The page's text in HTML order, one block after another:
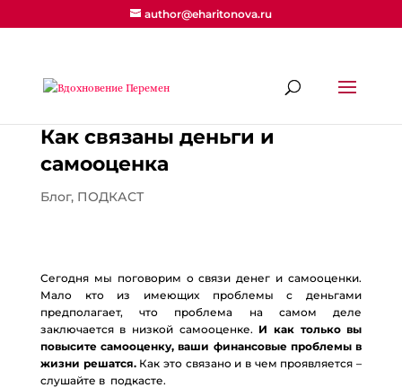
author@eharitonova.ru
Как связаны деньги и
самооценка
Блог, ПОДКАСТ
Сегодня мы поговорим о связи денег и самооценки.
Мало кто из имеющих проблемы с деньгами
предполагает, что проблема на самом деле
заключается в низкой самооценке. И как только вы
повысите самооценку, ваши финансовые проблемы в
жизни решатся.Как это связано и в чем проявляется –
слушайте в подкасте.